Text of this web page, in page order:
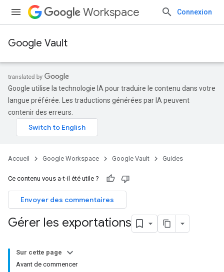
Workspace Connexion
Google Vault
Google utilise la technologie IA pour traduire le contenu dans votre
langue préférée. Les traductions générées par IA peuvent
contenir des erreurs.
Accueil Google Workspace Google Vault Guides
Ce contenu vous a-t-il été utile ?
Envoyer des commentaires
Gérer les exportations
Sur cette page
Avant de commencer